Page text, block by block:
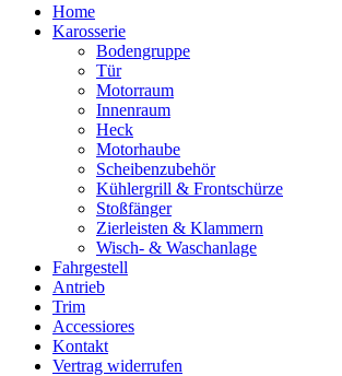
Home
Karosserie
Bodengruppe
Tür
Motorraum
Innenraum
Heck
Motorhaube
Scheibenzubehör
Kühlergrill & Frontschürze
Stoßfänger
Zierleisten & Klammern
Wisch- & Waschanlage
Fahrgestell
Antrieb
Trim
Accessiores
Kontakt
Vertrag widerrufen